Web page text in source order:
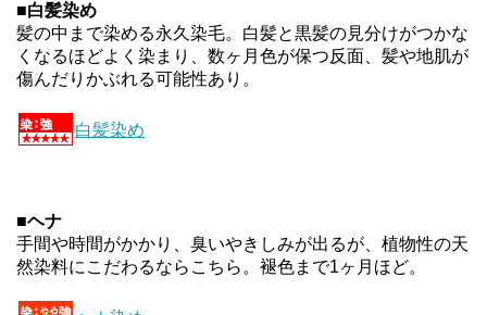
■白髪染め
髪の中まで染める永久染毛。白髪と黒髪の見分けがつかな
くなるほどよく染まり、数ヶ月色が保つ反面、髪や地肌が
傷んだりかぶれる可能性あり。
白髪染め
■ヘナ
手間や時間がかかり、臭いやきしみが出るが、植物性の天
然染料にこだわるならこちら。褪色まで1ヶ月ほど。